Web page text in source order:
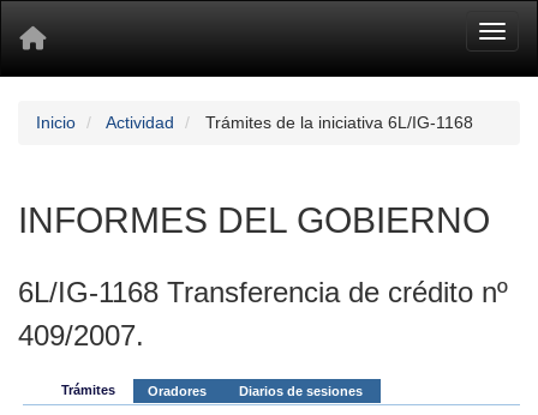
Inicio Actividad Trámites de la iniciativa 6L/IG-1168
INFORMES DEL GOBIERNO
6L/IG-1168 Transferencia de crédito nº
409/2007.
Trámites Oradores Diarios de sesiones